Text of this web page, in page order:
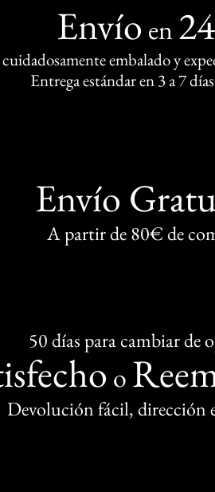
Envío en
embalado y
Entrega estándar en 3 a 7
Envío
A partir de 80€ de
50 días para cambiar de
o
Devolución fácil, dirección